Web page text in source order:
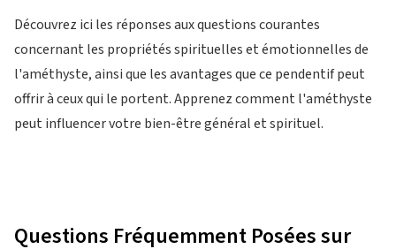
Découvrez ici les réponses aux questions courantes
concernant les propriétés spirituelles et émotionnelles de
l'améthyste, ainsi que les avantages que ce pendentif peut
offrir à ceux qui le portent. Apprenez comment l'améthyste
peut influencer votre bien-être général et spirituel.
Questions Fréquemment Posées sur